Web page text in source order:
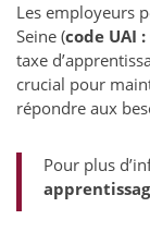
Les employeurs
Seine (code UAI :
taxe
crucial pour
répondre aux
Pour plus